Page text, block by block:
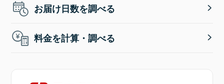
お届け日数を調べる
料金を計算・調べる